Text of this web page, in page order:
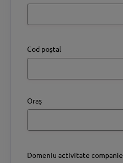
Cod poștal
Oraș
Domeniu activitate companie